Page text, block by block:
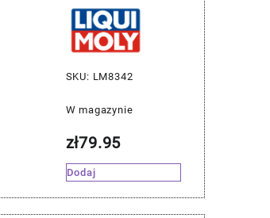
SKU: LM8342
W magazynie
zł79.95
Dodaj